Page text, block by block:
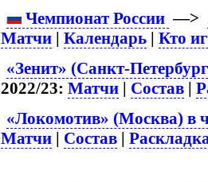
Чемпионат России —>
Матчи |Календарь |Кто
«Зенит» (Санкт-
2022/23:Матчи | Состав |
«Локомотив» (Москва) в
Матчи | Состав |